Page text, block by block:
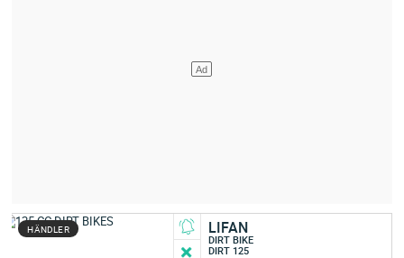
HÄNDLER LIFAN
DIRT BIKE
DIRT 125